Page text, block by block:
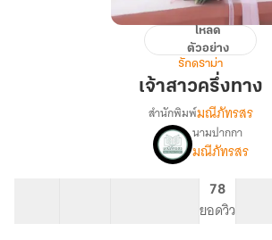
โหลด
ตัวอย่าง
รักดราม่า
เจ้าสาวครึ่งทาง
เรื่อง
เจ้า
ครึ่ง
ทาง[มี
สำนักพิมพ์มณีภัทรสร
นามปากกา
มณีภัทรสร
78
ยอดวิว